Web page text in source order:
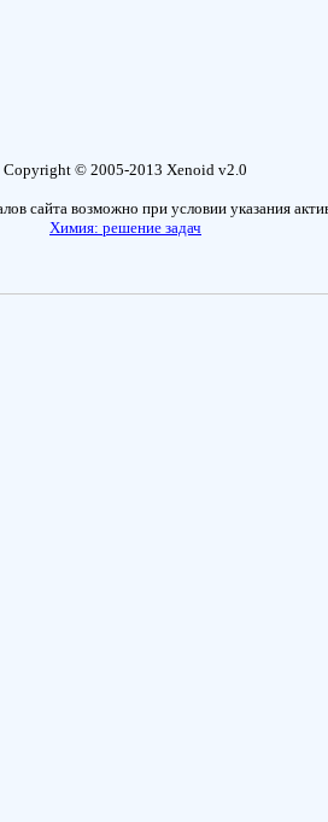
Copyright © 2005-2013 Xenoid v2.0
сайта возможно при условии указания
Химия: решение задач